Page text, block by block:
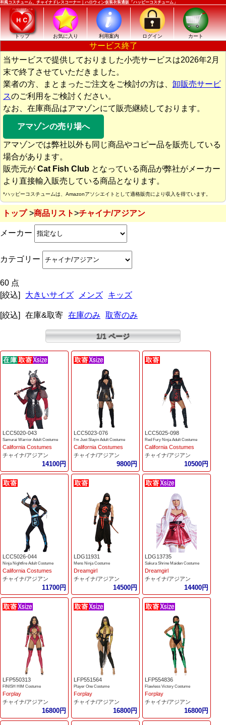
和風コスチューム、チャイナドレスコーナー｜ハロウィン仮装衣装通販「ハッピーコスチューム」
トップ お気に入り 利用案内 ログイン カート
サービス終了
当サービスで提供しておりました小売サービスは2026年2月
末で終了させていただきました。
業者の方、まとまったご注文をご検討の方は、 卸販売サービ
スのご利用をご検討ください。
なお、在庫商品はアマゾンにて販売継続しております。
アマゾンの売り場へ
アマゾンでは弊社以外も同じ商品やコピー品を販売している
場合があります。
販売元が Cat Fish Club となっている商品が弊社がメーカー
より直接輸入販売している商品となります。
*ハッピーコスチュームは、Amazonアソシエイトとして適格販売により収入を得ています。
トップ 商品リスト チャイナ/アジアン
メーカー
カテゴリー
60 点
[絞込]
大きいサイズ メンズ キッズ
[絞込] 在庫&取寄 在庫のみ 取寄のみ
1/1 ページ
LCC5020-043
Samurai Warrior Adult Costume
California Costumes
チャイナ/アジアン
14100円
LCC5023-076
I'm Just Slayin Adult Costume
California Costumes
チャイナ/アジアン
9800円
LCC5025-098
Red Fury Ninja Adult Costume
California Costumes
チャイナ/アジアン
10500円
LCC5026-044
Ninja Nightfire Adult Costume
California Costumes
チャイナ/アジアン
11700円
LDG11931
Mens Ninja Costume
Dreamgirl
チャイナ/アジアン
14500円
LDG13735
Sakura Shrine Maiden Costume
Dreamgirl
チャイナ/アジアン
14400円
LFP550313
FINISH HIM Costume
Forplay
チャイナ/アジアン
16800円
LFP551564
Player One Costume
Forplay
チャイナ/アジアン
16800円
LFP554836
Flawless Victory Costume
Forplay
チャイナ/アジアン
16800円